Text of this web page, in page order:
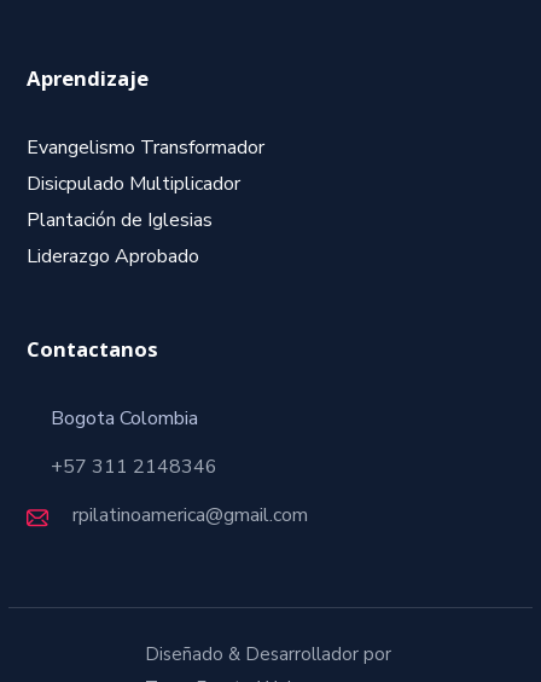
Aprendizaje
Evangelismo Transformador
Disicpulado Multiplicador
Plantación de Iglesias
Liderazgo Aprobado
Contactanos
Bogota Colombia
+57 311 2148346
rpilatinoamerica@gmail.com
Diseñado & Desarrollador por